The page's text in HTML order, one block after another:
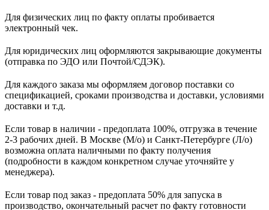
Для физических лиц по факту оплаты пробивается
электронный чек.
Для юридических лиц оформляются закрывающие документы
(отправка по ЭДО или Почтой/СДЭК).
Для каждого заказа мы оформляем договор поставки со
спецификацией, сроками производства и доставки, условиями
доставки и т.д.
Если товар в наличии - предоплата 100%, отгрузка в течение
2-3 рабочих дней. В Москве (М/о) и Санкт-Петербурге (Л/о)
возможна оплата наличными по факту получения
(подробности в каждом конкретном случае уточняйте у
менеджера).
Если товар под заказ - предоплата 50% для запуска в
производство, окончательный расчет по факту готовности